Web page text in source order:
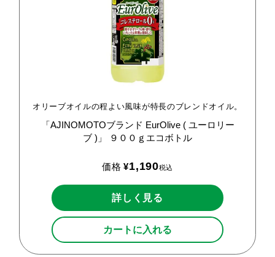
オリーブオイルの程よい風味が特長のブレンドオイル。
「AJINOMOTOブランド EurOlive ( ユーロリー
ブ )」 ９００ｇエコボトル
価格 ¥1,190税込
詳しく見る
カートに入れる